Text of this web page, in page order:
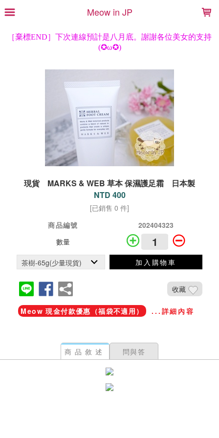
Meow in JP
現貨 MARKS & WEB 草本 保濕護足霜 日本製
NTD 400
[已銷售 0 件]
商品編號
202404323
數量
加入購物車
收藏
Meow 現金付款優惠（福袋不適用） ...詳細內容
商品敘述 問與答